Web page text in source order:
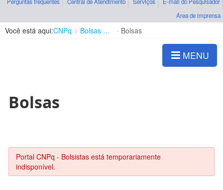
Área de imprensa
Você está aqui:CNPq Bolsas e Auxílios Vigentes Bolsas
MENU
Bolsas
Portal CNPq - Bolsistas está temporariamente
indisponível.